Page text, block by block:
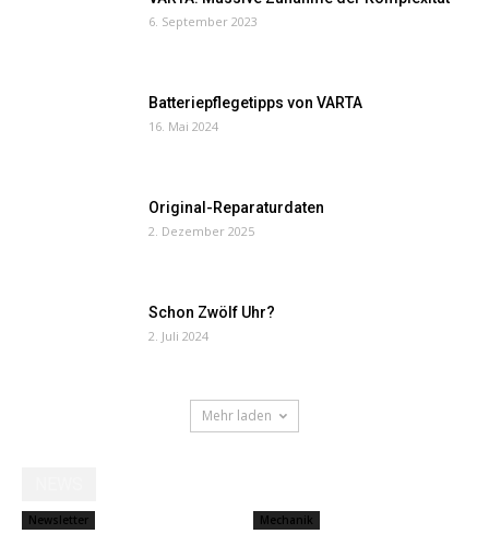
6. September 2023
Batteriepflegetipps von VARTA
16. Mai 2024
Original-Reparaturdaten
2. Dezember 2025
Schon Zwölf Uhr?
2. Juli 2024
Mehr laden
Newsletter Mechanik